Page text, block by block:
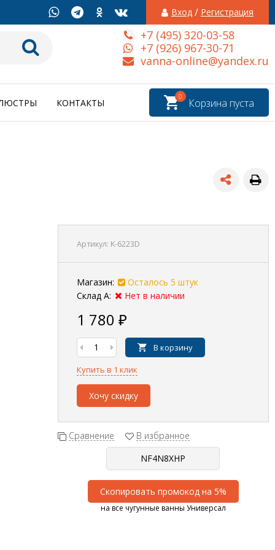
Вход / Регистрация
+7 (495) 320-03-58
+7 (926) 967-30-71
vanna-online@yandex.ru
Корзина пуста
0
КОНТАКТЫ
Артикул: K-6223D
Магазин:
Осталось 5 штук
Склад А:
Нет в наличии
1 780 ₽
В корзину
Купить в 1 клик
Хочу скидку
Сравнение В избранное
Скопировать промокод на 5%
на все чугунные ванны Универсал